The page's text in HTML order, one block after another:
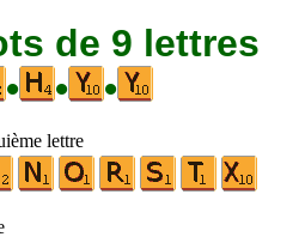
de 9 lettres
• • •
lettre